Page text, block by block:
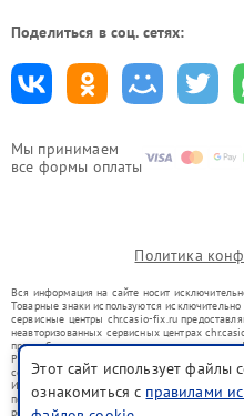
Мы принимаем
все формы оплаты
Поделиться в соц. сетях:
Политика
Вся информация на сайте носит
Товарные знаки используются
сервисные центры chr.casio-fix.ru
неавторизованных сервисных центрах
правообладателями товарных знаков или их
Ремонт осуществляется для устройств, уже
со статьей 1487 ГК РФ.
Использование товарных знаков не
потребителей в заблуждение, а служит для
ремонту техники указанных брендов.
Этот сайт использует файлы
ознакомиться с правилами